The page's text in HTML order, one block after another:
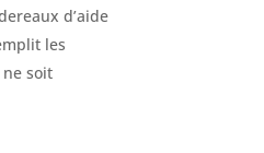
d’aide
les
soit